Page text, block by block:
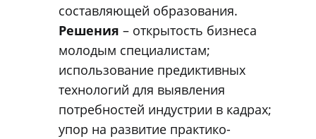
составляющей образования.
Решения – открытость бизнеса
молодым специалистам;
использование предиктивных
технологий для выявления
потребностей индустрии в кадрах;
упор на развитие практико-